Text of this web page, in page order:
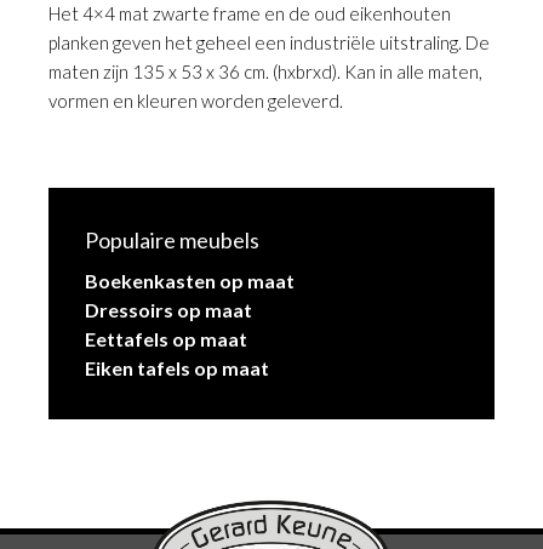
Populaire meubels
Boekenkasten op maat
Dressoirs op maat
Eettafels op maat
Eiken tafels op maat
Het 4×4 mat zwarte frame en de oud eikenhouten
planken geven het geheel een industriële uitstraling. De
maten zijn 135 x 53 x 36 cm. (hxbrxd). Kan in alle maten,
vormen en kleuren worden geleverd.